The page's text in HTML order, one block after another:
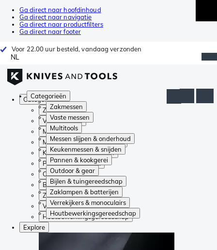
Ga direct naar hoofdinhoud
Ga direct naar navigatie
Ga direct naar productfilters
Ga direct naar footer
Voor 22.00 uur besteld, vandaag verzonden
NL
Categorieën
Zakmessen
Vaste messen
Multitools
Messen slijpen & onderhoud
Keukenmessen & snijden
Pannen & kookgerei
Outdoor & gear
Bijlen & tuingereedschap
Zaklampen & batterijen
Verrekijkers & monoculairs
Houtbewerkingsgereedschap
Categorieën
Zakmessen
Vaste messen
Multitools
Messen slijpen & onderhoud
Keukenmessen & snijden
Pannen & kookgerei
Outdoor & gear
Bijlen & tuingereedschap
Zaklampen & batterijen
Verrekijkers & monoculairs
Houtbewerkingsgereedschap
Explore